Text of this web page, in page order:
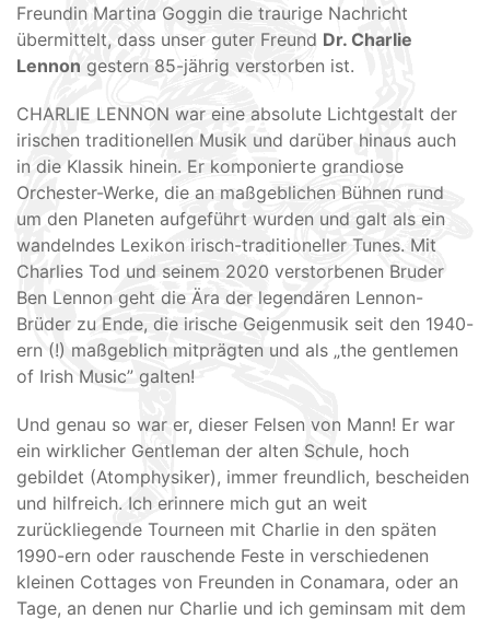
Freundin Martina Goggin die traurige Nachricht
übermittelt, dass unser guter Freund Dr. Charlie
Lennon gestern 85-jährig verstorben ist.
CHARLIE LENNON war eine absolute Lichtgestalt der
irischen traditionellen Musik und darüber hinaus auch
in die Klassik hinein. Er komponierte grandiose
Orchester-Werke, die an maßgeblichen Bühnen rund
um den Planeten aufgeführt wurden und galt als ein
wandelndes Lexikon irisch-traditioneller Tunes. Mit
Charlies Tod und seinem 2020 verstorbenen Bruder
Ben Lennon geht die Ära der legendären Lennon-
Brüder zu Ende, die irische Geigenmusik seit den 1940-
ern (!) maßgeblich mitprägten und als „the gentlemen
of Irish Music” galten!
Und genau so war er, dieser Felsen von Mann! Er war
ein wirklicher Gentleman der alten Schule, hoch
gebildet (Atomphysiker), immer freundlich, bescheiden
und hilfreich. Ich erinnere mich gut an weit
zurückliegende Tourneen mit Charlie in den späten
1990-ern oder rauschende Feste in verschiedenen
kleinen Cottages von Freunden in Conamara, oder an
Tage, an denen nur Charlie und ich geminsam mit dem